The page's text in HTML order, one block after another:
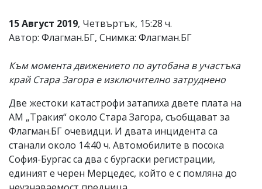
отговорност
за
откриете
обиден
вас
коментар,
моля
сигнализирайте
15 Август 2019, Четвъртък, 15:28 ч.
Автор: Флагман.БГ, Снимка: Флагман.БГ
Към момента движението по аутобана в участъка
край Стара Загора е изключително затруднено
Две жестоки катастрофи затапиха двете плата на
АМ „Тракия“ около Стара Загора, съобщават за
Флагман.БГ очевидци. И двата инцидента са
станали около 14:40 ч. Автомобилите в посока
София-Бургас са два с бургаски регистрации,
единият е черен Мерцедес, който е с помляна до